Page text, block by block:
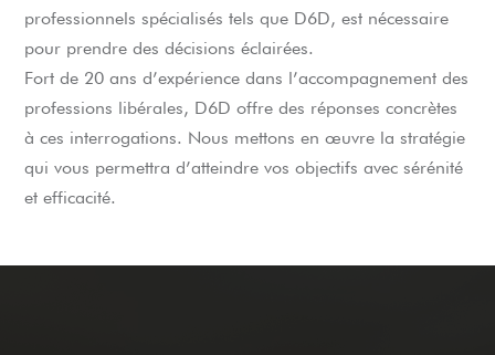
professionnels spécialisés tels que D6D, est nécessaire
pour prendre des décisions éclairées.
Fort de 20 ans d’expérience dans l’accompagnement des
professions libérales, D6D offre des réponses concrètes
à ces interrogations. Nous mettons en œuvre la stratégie
qui vous permettra d’atteindre vos objectifs avec sérénité
et efficacité.